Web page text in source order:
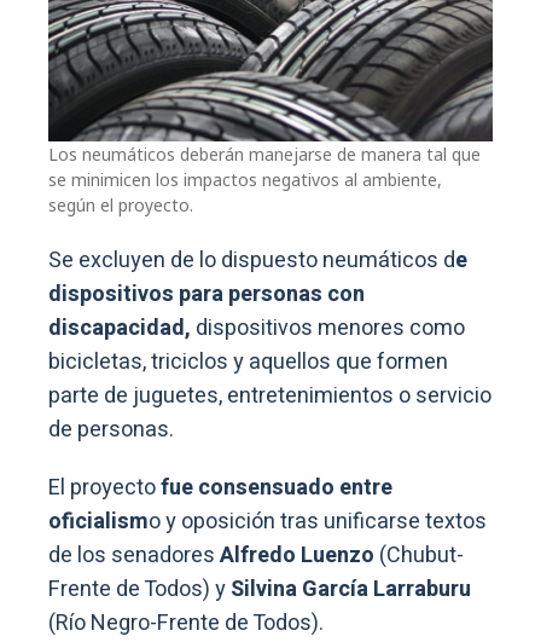
Los neumáticos deberán manejarse de manera tal que
se minimicen los impactos negativos al ambiente,
según el proyecto.
Se excluyen de lo dispuesto neumáticos de
dispositivos para personas con
discapacidad, dispositivos menores como
bicicletas, triciclos y aquellos que formen
parte de juguetes, entretenimientos o servicio
de personas.
El proyectofue consensuado entre
oficialismo y oposición tras unificarse textos
de los senadoresAlfredo Luenzo (Chubut-
Frente de Todos) ySilvina García Larraburu
(Río Negro-Frente de Todos).